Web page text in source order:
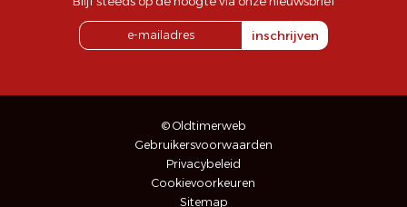
inschrijven
© Oldtimerweb
Gebruikersvoorwaarden
Privacybeleid
Cookievoorkeuren
Sitemap